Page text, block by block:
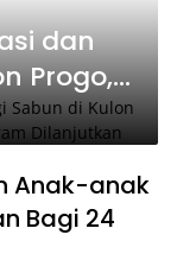
dan
Progo,
Anak-anak
Bagi 24